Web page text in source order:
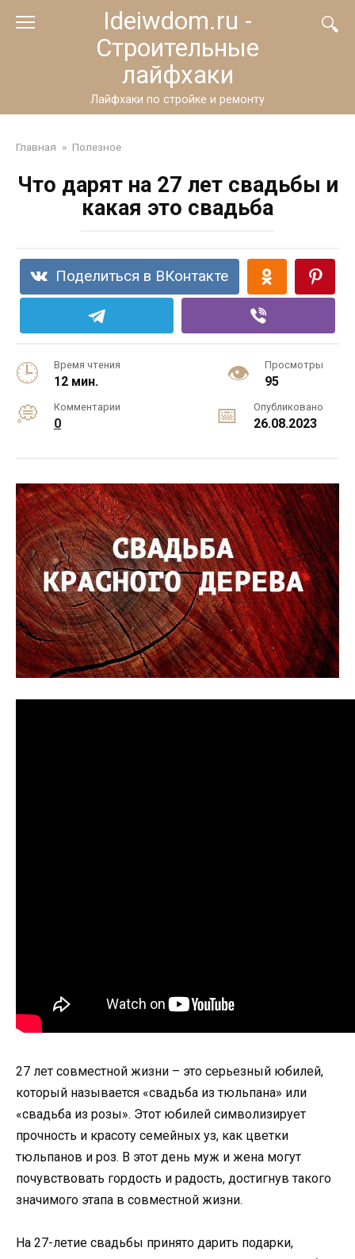
Ideiwdom.ru -
Строительные
лайфхаки
Лайфхаки по стройке и ремонту
Главная » Полезное
Что дарят на 27 лет свадьбы и
какая это свадьба
Поделиться в ВКонтакте
Время чтения
12 мин.
Просмотры
95
Комментарии
0
Опубликовано
26.08.2023
27 лет совместной жизни – это серьезный юбилей,
который называется «свадьба из тюльпана» или
«свадьба из розы». Этот юбилей символизирует
прочность и красоту семейных уз, как цветки
тюльпанов и роз. В этот день муж и жена могут
почувствовать гордость и радость, достигнув такого
значимого этапа в совместной жизни.
На 27-летие свадьбы принято дарить подарки,